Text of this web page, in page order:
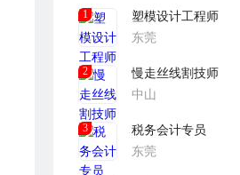
大客户提供服务，欢迎海内外客户的垂询
1
塑模设计工程师
东莞
2
慢走丝线割技师
中山
3
税务会计专员
东莞